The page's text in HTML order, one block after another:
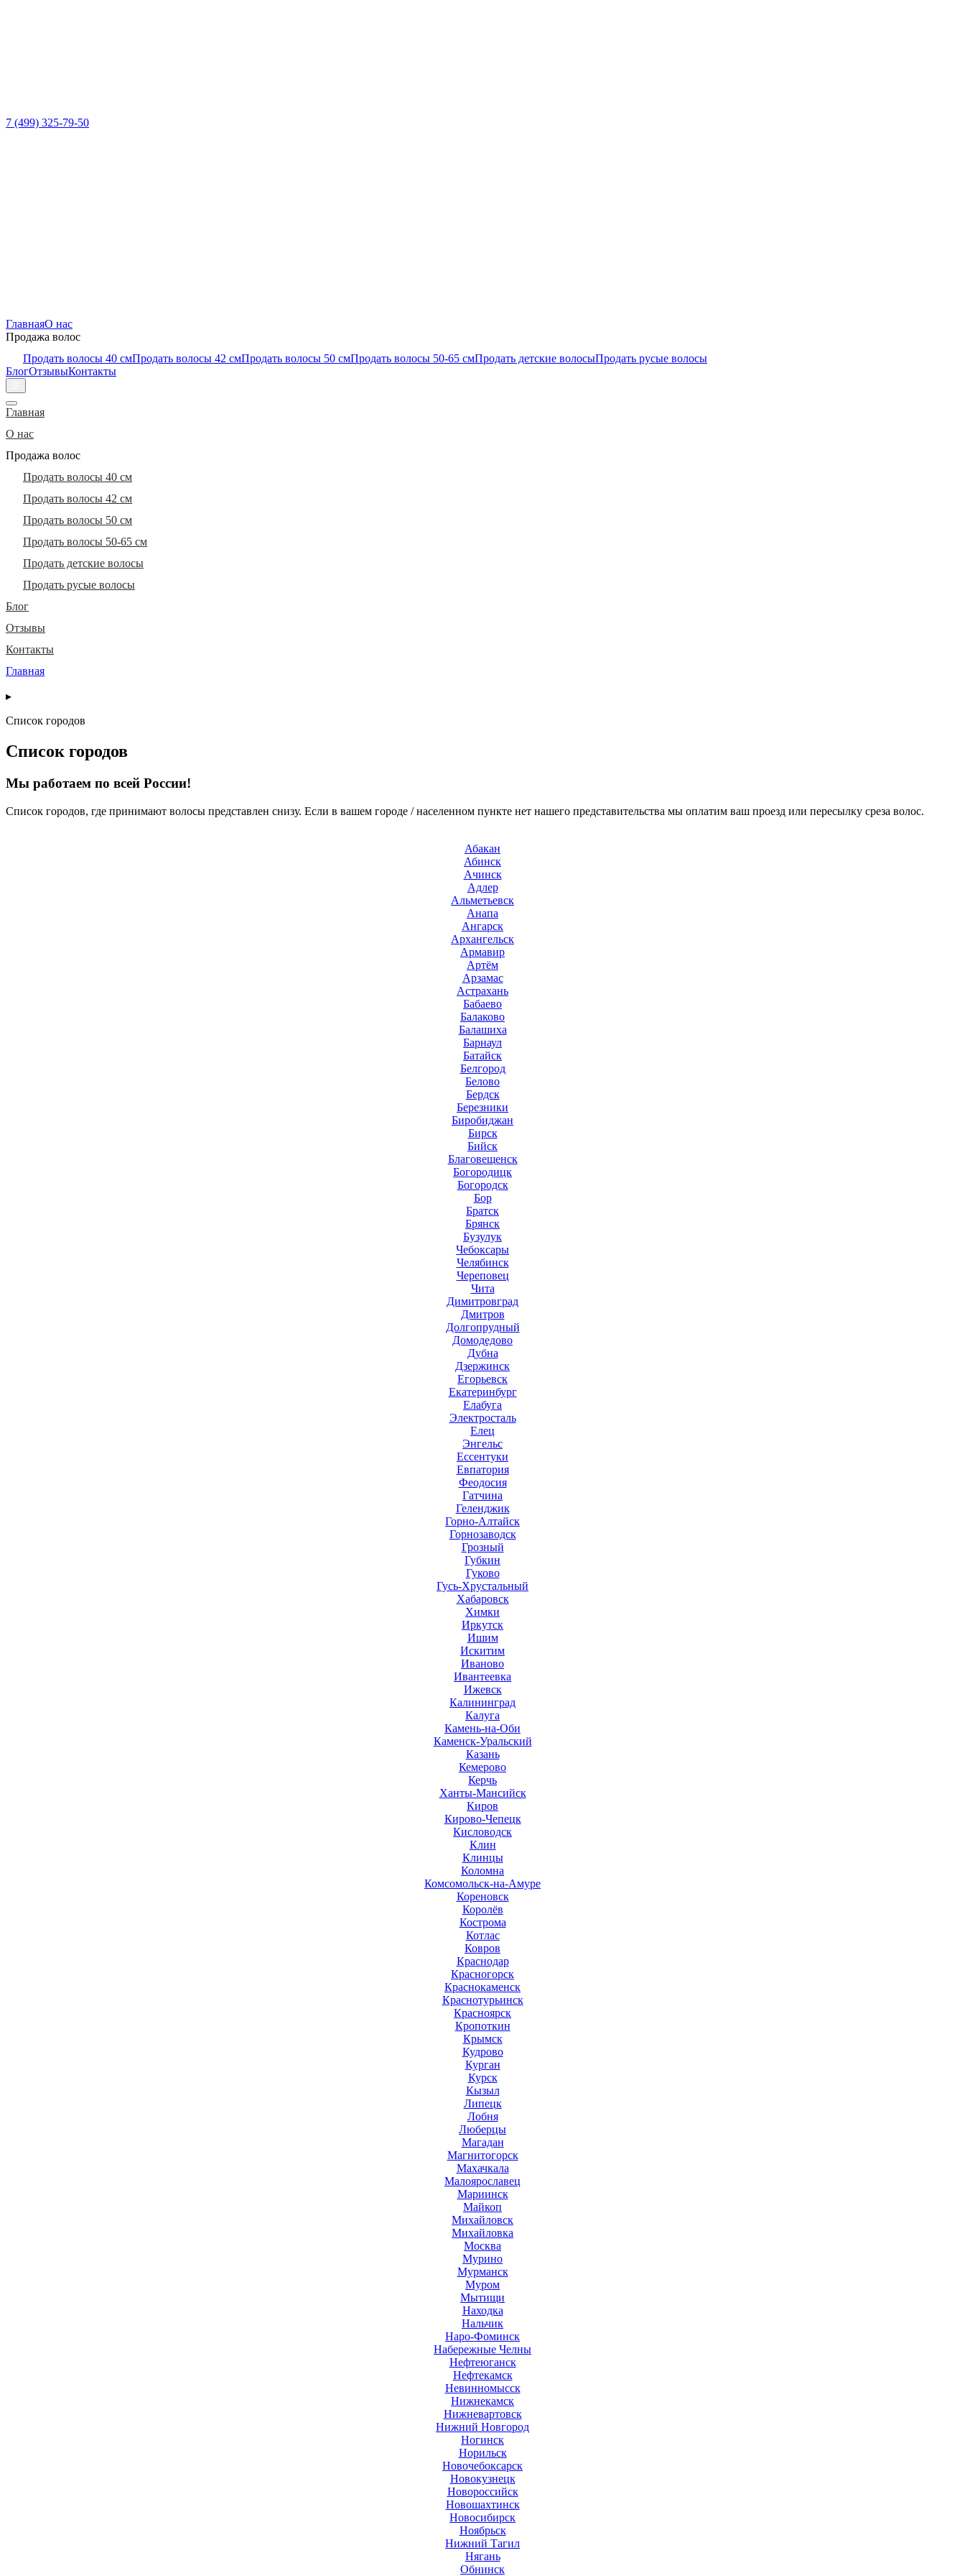
7 (499) 325-79-50
ГлавнаяО нас
Продажа волос
Продать волосы 40 смПродать волосы 42 смПродать волосы 50 смПродать волосы 50-65 смПродать детские волосыПродать русые волосы
БлогОтзывыКонтакты
Главная
О нас
Продажа волос
Продать волосы 40 см
Продать волосы 42 см
Продать волосы 50 см
Продать волосы 50-65 см
Продать детские волосы
Продать русые волосы
Блог
Отзывы
Контакты
Главная
▸
Список городов
Список городов
Мы работаем по всей России!
Список городов, где принимают волосы представлен снизу. Если в вашем городе / населенном пункте нет нашего представительства мы оплатим ваш проезд или пересылку среза волос.
Абакан
Абинск
Ачинск
Адлер
Альметьевск
Анапа
Ангарск
Архангельск
Армавир
Артём
Арзамас
Астрахань
Бабаево
Балаково
Балашиха
Барнаул
Батайск
Белгород
Белово
Бердск
Березники
Биробиджан
Бирск
Бийск
Благовещенск
Богородицк
Богородск
Бор
Братск
Брянск
Бузулук
Чебоксары
Челябинск
Череповец
Чита
Димитровград
Дмитров
Долгопрудный
Домодедово
Дубна
Дзержинск
Егорьевск
Екатеринбург
Елабуга
Электросталь
Елец
Энгельс
Ессентуки
Евпатория
Феодосия
Гатчина
Геленджик
Горно-Алтайск
Горнозаводск
Грозный
Губкин
Гуково
Гусь-Хрустальный
Хабаровск
Химки
Иркутск
Ишим
Искитим
Иваново
Ивантеевка
Ижевск
Калининград
Калуга
Камень-на-Оби
Каменск-Уральский
Казань
Кемерово
Керчь
Ханты-Мансийск
Киров
Кирово-Чепецк
Кисловодск
Клин
Клинцы
Коломна
Комсомольск-на-Амуре
Кореновск
Королёв
Кострома
Котлас
Ковров
Краснодар
Красногорск
Краснокаменск
Краснотурьинск
Красноярск
Кропоткин
Крымск
Кудрово
Курган
Курск
Кызыл
Липецк
Лобня
Люберцы
Магадан
Магнитогорск
Махачкала
Малоярославец
Мариинск
Майкоп
Михайловск
Михайловка
Москва
Мурино
Мурманск
Муром
Мытищи
Находка
Нальчик
Наро-Фоминск
Набережные Челны
Нефтеюганск
Нефтекамск
Невинномысск
Нижнекамск
Нижневартовск
Нижний Новгород
Ногинск
Норильск
Новочебоксарск
Новокузнецк
Новороссийск
Новошахтинск
Новосибирск
Ноябрьск
Нижний Тагил
Нягань
Обнинск